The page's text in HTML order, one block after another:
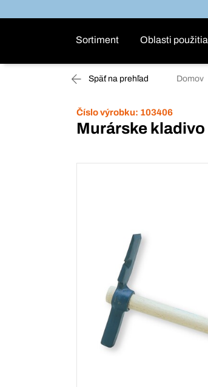
Sortiment Oblasti použitia
Späť na prehľad Domov
Číslo výrobku: 103406
Murárske kladivo